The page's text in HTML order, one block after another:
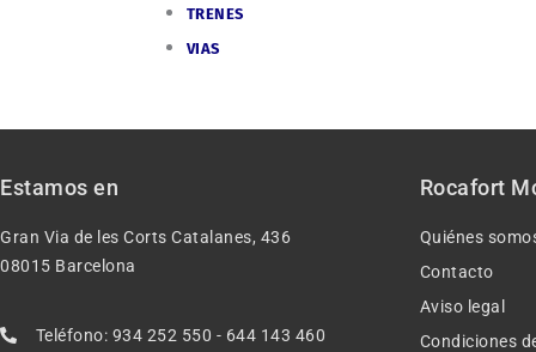
TRENES
VIAS
Estamos en
Gran Via de les Corts Catalanes, 436
08015 Barcelona
Teléfono: 934 252 550 - 644 143 460
Rocafort
Quiénes
Contacto
Aviso legal
Condiciones